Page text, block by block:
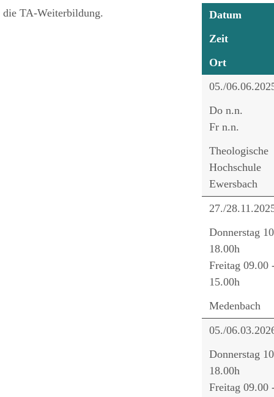
Datum
Zeit
Ort
05./
Do n.n.
Fr n.n.
Theologische
Hochschule
Ewersbach
27./
Donnerstag
18.00h
Freitag 09.00
15.00h
Medenbach
05./
Donnerstag
18.00h
Freitag 09.00
die TA-Weiterbildung.